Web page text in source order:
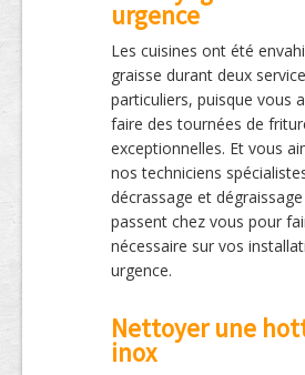
urgence
Les cuisines ont été
graisse durant deux
particuliers, puisque vous
faire des tournées de
exceptionnelles. Et vous
nos techniciens
décrassage et
passent chez vous pour
nécessaire sur vos
urgence.
Nettoyer une
inox